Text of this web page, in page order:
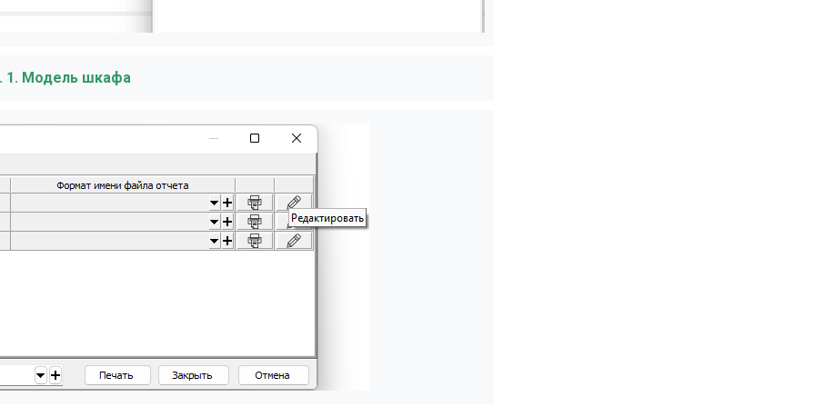
1. Модель шкафа